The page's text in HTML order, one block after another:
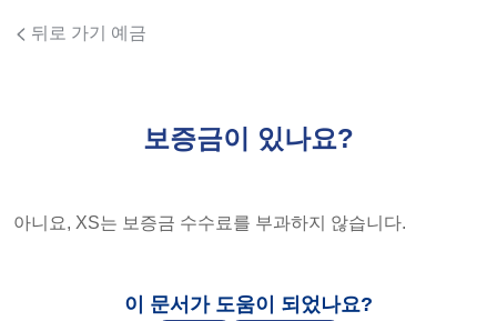
뒤로 가기 예금
보증금이 있나요?
아니요, XS는 보증금 수수료를 부과하지 않습니다.
이 문서가 도움이 되었나요?